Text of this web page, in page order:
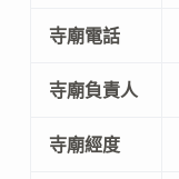
寺廟電話
寺廟負責人
寺廟經度